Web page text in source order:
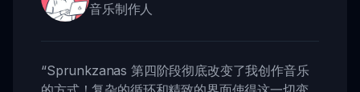
音乐制作人
“Sprunkzanas 第四阶段彻底改变了我创作音乐